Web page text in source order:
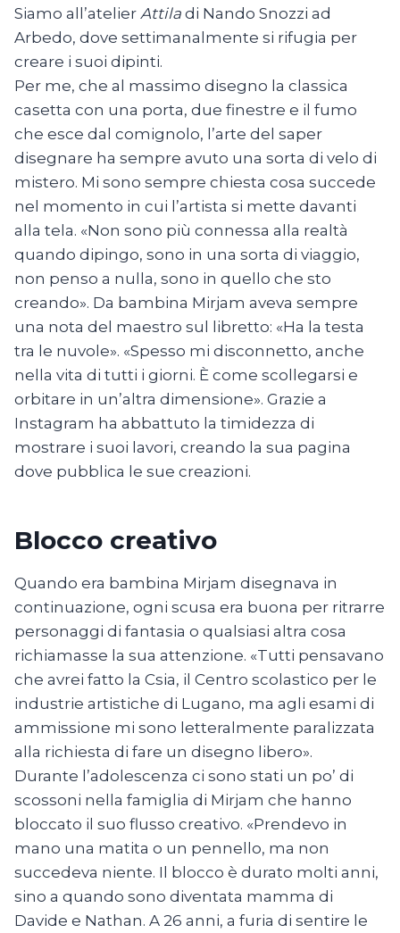
Siamo all’atelier Attila di Nando Snozzi ad
Arbedo, dove settimanalmente si rifugia per
creare i suoi dipinti.
Per me, che al massimo disegno la classica
casetta con una porta, due finestre e il fumo
che esce dal comignolo, l’arte del saper
disegnare ha sempre avuto una sorta di velo di
mistero. Mi sono sempre chiesta cosa succede
nel momento in cui l’artista si mette davanti
alla tela. «Non sono più connessa alla realtà
quando dipingo, sono in una sorta di viaggio,
non penso a nulla, sono in quello che sto
creando». Da bambina Mirjam aveva sempre
una nota del maestro sul libretto: «Ha la testa
tra le nuvole». «Spesso mi disconnetto, anche
nella vita di tutti i giorni. È come scollegarsi e
orbitare in un’altra dimensione». Grazie a
Instagram ha abbattuto la timidezza di
mostrare i suoi lavori, creando la sua pagina
dove pubblica le sue creazioni.
Blocco creativo
Quando era bambina Mirjam disegnava in
continuazione, ogni scusa era buona per ritrarre
personaggi di fantasia o qualsiasi altra cosa
richiamasse la sua attenzione. «Tutti pensavano
che avrei fatto la Csia, il Centro scolastico per le
industrie artistiche di Lugano, ma agli esami di
ammissione mi sono letteralmente paralizzata
alla richiesta di fare un disegno libero».
Durante l’adolescenza ci sono stati un po’ di
scossoni nella famiglia di Mirjam che hanno
bloccato il suo flusso creativo. «Prendevo in
mano una matita o un pennello, ma non
succedeva niente. Il blocco è durato molti anni,
sino a quando sono diventata mamma di
Davide e Nathan. A 26 anni, a furia di sentire le